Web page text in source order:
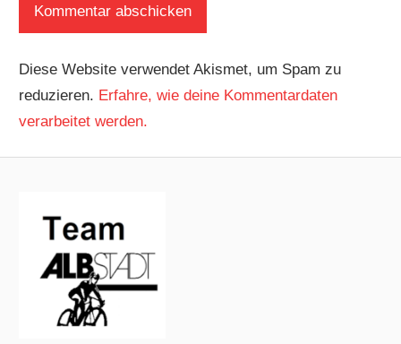
Diese Website verwendet Akismet, um Spam zu
reduzieren. Erfahre, wie deine Kommentardaten
verarbeitet werden.